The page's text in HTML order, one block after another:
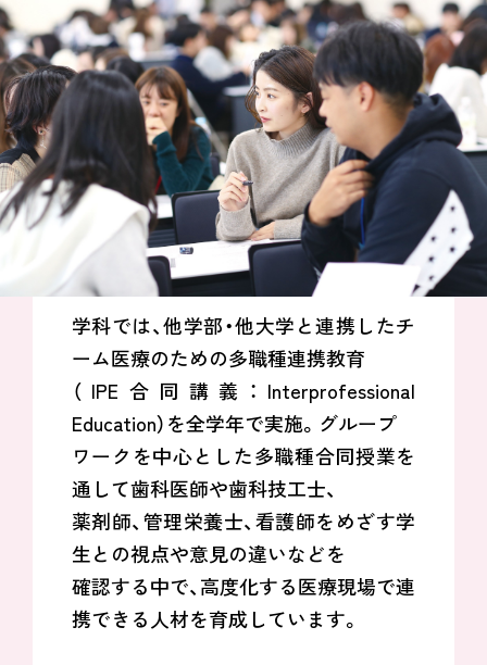
学科では、他学部・他大学と連携したチ
ーム医療のための多職種連携教育
（IPE合同講義：Interprofessional
Education）を全学年で実施。グループ
ワークを中心とした多職種合同授業を
通して歯科医師や歯科技工士、
薬剤師、管理栄養士、看護師をめざす学
生との視点や意見の違いなどを
確認する中で、高度化する医療現場で連
携できる人材を育成しています。